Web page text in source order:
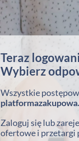
Teraz
Wybierz
Wszystkie
Zaloguj się lub
ofertowe i przetargi